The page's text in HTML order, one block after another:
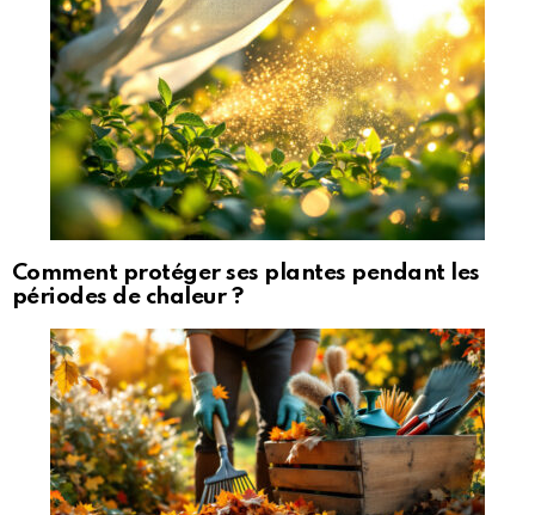
Comment protéger ses plantes pendant les
périodes de chaleur ?